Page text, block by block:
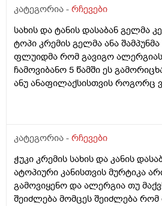
კატეგორია - რჩევები
სახის და ტანის დასაბან გელმა
ტოპი კრემის გელმა ანა
ფლუიდმა რომ გავიგო ალერგიას
ჩამოვიბანო 5 წამში ეს
ანუ ანაფილაქსისთვის როგორც
ანაფილაქცია განვითარდეს
კონკრეტული რაღაც
ტესტი დიდი დიდი გამოყაროს
კატეგორია - რჩევები
ჭუკი კრემის სახის და კანის
ატოპიური კანისთვის მურტიკა
გამოვიყენო და ალერგია თუ
შეიძლება მომცეს შეიძლება